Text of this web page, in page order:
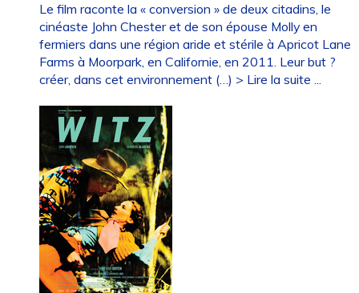
Le film raconte la « conversion » de deux citadins, le
cinéaste John Chester et de son épouse Molly en
fermiers dans une région aride et stérile à Apricot Lane
Farms à Moorpark, en Californie, en 2011. Leur but ?
créer, dans cet environnement (…) > Lire la suite ...